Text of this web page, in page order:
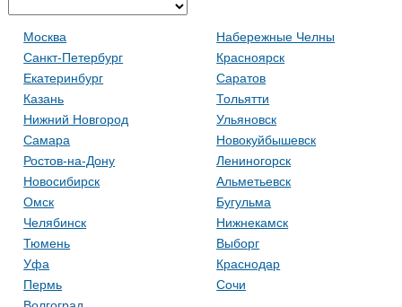
Москва
Санкт-Петербург
Екатеринбург
Казань
Нижний Новгород
Самара
Ростов-на-Дону
Новосибирск
Омск
Челябинск
Тюмень
Уфа
Пермь
Набережные Челны
Красноярск
Саратов
Тольятти
Ульяновск
Новокуйбышевск
Лениногорск
Альметьевск
Бугульма
Нижнекамск
Выборг
Краснодар
Сочи